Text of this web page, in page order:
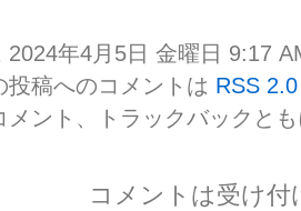
2024年4月5日 金曜日 9:17
投稿へのコメントは RSS 2.0
メント、トラックバックと
コメントは受け